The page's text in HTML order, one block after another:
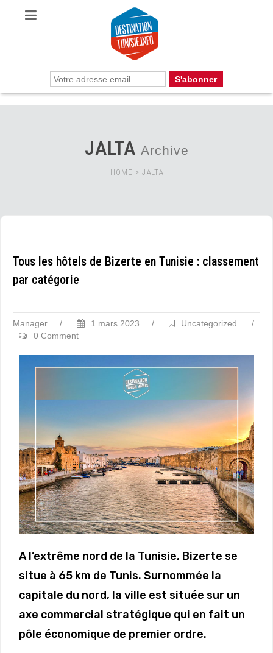
JALTA Archive
HOME > JALTA
Tous les hôtels de Bizerte en Tunisie : classement
par catégorie
Manager / 1 mars 2023 / Uncategorized
/
0 Comment
A l’extrême nord de la Tunisie, Bizerte se
situe à 65 km de Tunis. Surnommée la
capitale du nord, la ville est située sur un
axe commercial stratégique qui en fait un
pôle économique de premier ordre.